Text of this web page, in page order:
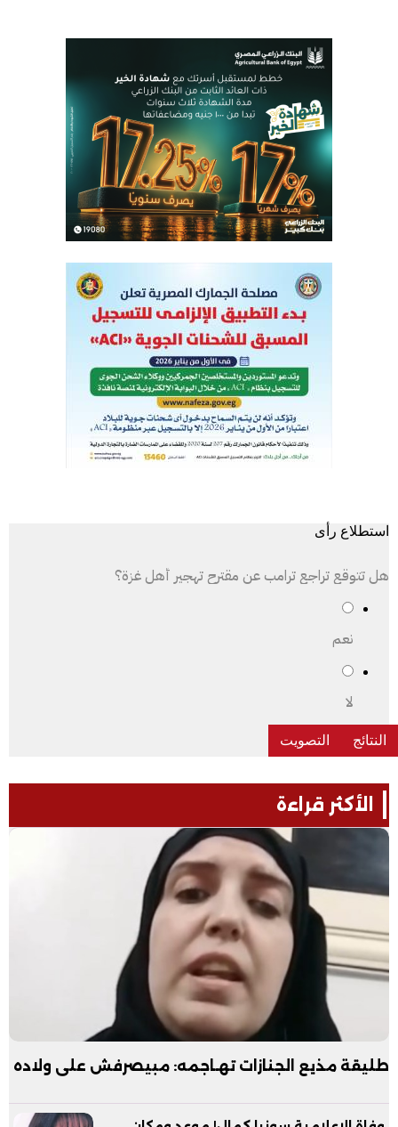
استطلاع رأى
هل تتوقع تراجع ترامب عن مقترح تهجير أهل غزة؟
نعم
لا
الأكثر قراءة
طليقة مذيع الجنازات تهـاجمه: مبيصرفش على ولاده